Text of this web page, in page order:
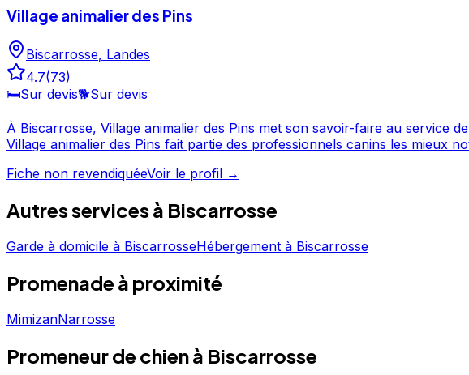
Village animalier des Pins
Biscarrosse, Landes
4.7(73)
🛏️Sur devis🐕Sur devis
À Biscarrosse, Village animalier des Pins met son savoir-faire au service de votre compagnon à quatre pattes.
Village animalier des Pins fait partie des professionnels canins les mieux notés de Biscarrosse. N'hésitez pas à consulter sa fiche
Fiche non revendiquéeVoir le profil →
Autres services à Biscarrosse
Garde à domicile à BiscarrosseHébergement à Biscarrosse
Promenade à proximité
MimizanNarrosse
Promeneur de chien à Biscarrosse